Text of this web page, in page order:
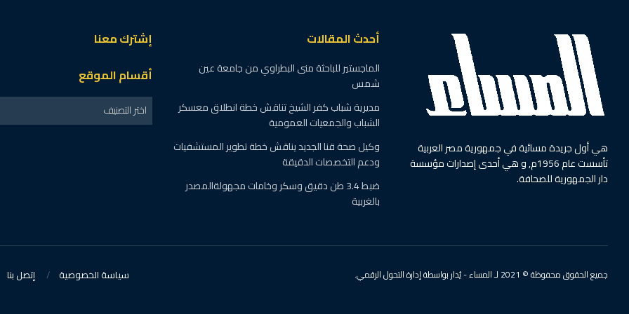
هي أول جريدة مسائية في جمهورية مصر العربية
تأسست عام 1956م, و هي أحدى إصدارات مؤسسة
دار الجمهورية للصحافة.
أحدث المقالات
الماجستير للباحثة منى البطراوي من جامعة عين
شمس
مديرية شباب كفر الشيخ تناقش خطة انطلاق معسكر
الشباب والجمعيات العمومية
وكيل صحة قنا الجديد يناقش خطة تطوير المستشفيات
ودعم التخصصات الدقيقة
ضبط 3.4 طن دقيق وسكر وخامات مجهولةالمصدر
بالغربية
إشترك معنا
أقسام الموقع
اختر التصنيف
سياسة الخصوصية إتصل بنا جميع الحقوق محفوظة © 2021 لـ المساء - يُدار بواسطة إدارة التحول الرقمي.